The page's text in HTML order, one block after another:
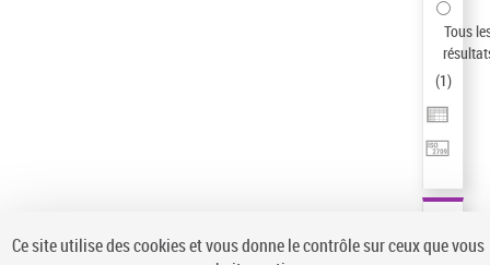
Tous
(1)
Ce site utilise des cookies et vous donne le contrôle sur ceux que vous